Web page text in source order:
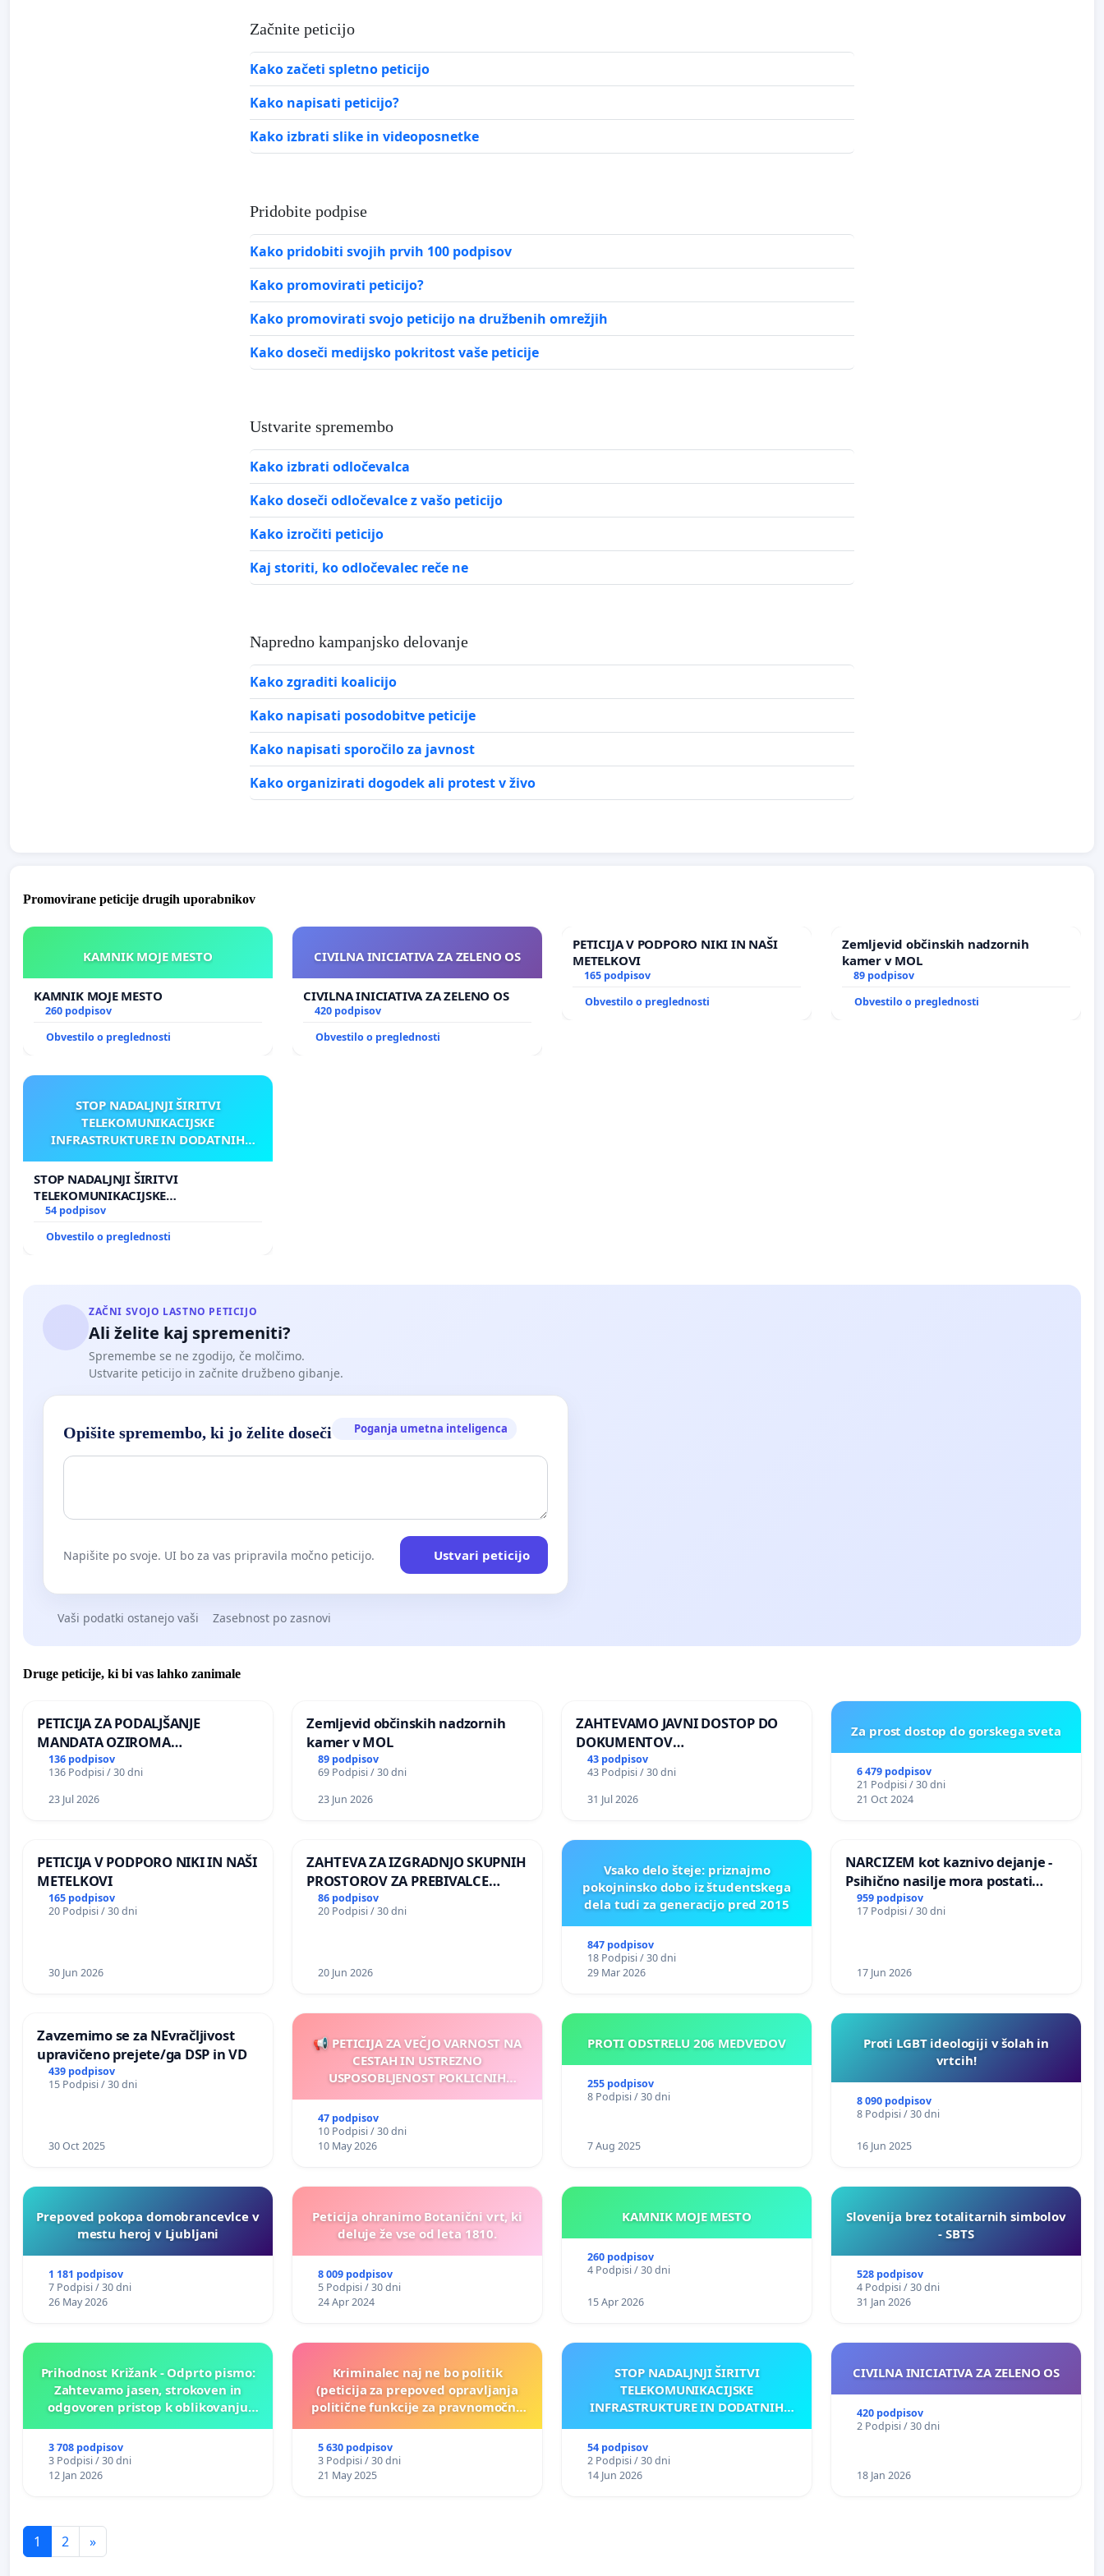
Začnite peticijo
Kako začeti spletno peticijo
Kako napisati peticijo?
Kako izbrati slike in videoposnetke
Pridobite podpise
Kako pridobiti svojih prvih 100 podpisov
Kako promovirati peticijo?
Kako promovirati svojo peticijo na družbenih omrežjih
Kako doseči medijsko pokritost vaše peticije
Ustvarite spremembo
Kako izbrati odločevalca
Kako doseči odločevalce z vašo peticijo
Kako izročiti peticijo
Kaj storiti, ko odločevalec reče ne
Napredno kampanjsko delovanje
Kako zgraditi koalicijo
Kako napisati posodobitve peticije
Kako napisati sporočilo za javnost
Kako organizirati dogodek ali protest v živo
Promovirane peticije drugih uporabnikov
KAMNIK MOJE MESTO
KAMNIK MOJE MESTO
260 podpisov
Obvestilo o preglednosti
CIVILNA INICIATIVA ZA ZELENO OS
CIVILNA INICIATIVA ZA ZELENO OS
420 podpisov
Obvestilo o preglednosti
PETICIJA V PODPORO NIKI IN NAŠI
METELKOVI
165 podpisov
Obvestilo o preglednosti
Zemljevid občinskih nadzornih
kamer v MOL
89 podpisov
Obvestilo o preglednosti
STOP NADALJNJI ŠIRITVI
TELEKOMUNIKACIJSKE
INFRASTRUKTURE IN DODATNIH
STOP NADALJNJI ŠIRITVI
TELEKOMUNIKACIJSKE
INFRASTRUKTURE IN DODATNIH
ANTEN V GRADIŠČAKU
54 podpisov
Obvestilo o preglednosti
ZAČNI SVOJO LASTNO PETICIJO
Ali želite kaj spremeniti?
Spremembe se ne zgodijo, če molčimo.
Ustvarite peticijo in začnite družbeno gibanje.
Opišite spremembo, ki jo želite doseči Poganja umetna inteligenca
Napišite po svoje. UI bo za vas pripravila močno peticijo. Ustvari peticijo
Vaši podatki ostanejo vaši Zasebnost po zasnovi
Druge peticije, ki bi vas lahko zanimale
PETICIJA ZA PODALJŠANJE
MANDATA OZIROMA
ČIMPREJŠNJO PONOVNO
NAPOTITEV GOSPODA BERNARDA
ŠRAJNERJA NA VELEPOSLANIŠTVO
136 podpisov
136 Podpisi / 30 dni
23 Jul 2026
Zemljevid občinskih nadzornih
kamer v MOL
89 podpisov
69 Podpisi / 30 dni
23 Jun 2026
ZAHTEVAMO JAVNI DOSTOP DO
DOKUMENTOV
PARLAMENTARNIH
PREISKOVALNIH KOMISIJ O
ILEGALNI TRGOVINI Z OROŽJEM
43 podpisov
43 Podpisi / 30 dni
31 Jul 2026
Za prost dostop do gorskega sveta
6 479 podpisov
21 Podpisi / 30 dni
21 Oct 2024
PETICIJA V PODPORO NIKI IN NAŠI
METELKOVI
165 podpisov
20 Podpisi / 30 dni
30 Jun 2026
ZAHTEVA ZA IZGRADNJO SKUPNIH
PROSTOROV ZA PREBIVALCE
KRAJEVNE SKUPNOSTI
PRESTRANEK
86 podpisov
20 Podpisi / 30 dni
20 Jun 2026
Vsako delo šteje: priznajmo
pokojninsko dobo iz študentskega
dela tudi za generacijo pred 2015
847 podpisov
18 Podpisi / 30 dni
29 Mar 2026
NARCIZEM kot kaznivo dejanje -
Psihično nasilje mora postati
enako prepoznano kot fizično
nasilje
959 podpisov
17 Podpisi / 30 dni
17 Jun 2026
Zavzemimo se za NEvračljivost
upravičeno prejete/ga DSP in VD
439 podpisov
15 Podpisi / 30 dni
30 Oct 2025
📢 PETICIJA ZA VEČJO VARNOST NA
CESTAH IN USTREZNO
USPOSOBLJENOST POKLICNIH
47 podpisov
10 Podpisi / 30 dni
10 May 2026
PROTI ODSTRELU 206 MEDVEDOV
255 podpisov
8 Podpisi / 30 dni
7 Aug 2025
Proti LGBT ideologiji v šolah in
vrtcih!
8 090 podpisov
8 Podpisi / 30 dni
16 Jun 2025
Prepoved pokopa domobrancevlce v
mestu heroj v Ljubljani
1 181 podpisov
7 Podpisi / 30 dni
26 May 2026
Peticija ohranimo Botanični vrt, ki
deluje že vse od leta 1810.
8 009 podpisov
5 Podpisi / 30 dni
24 Apr 2024
KAMNIK MOJE MESTO
260 podpisov
4 Podpisi / 30 dni
15 Apr 2026
Slovenija brez totalitarnih simbolov
- SBTS
528 podpisov
4 Podpisi / 30 dni
31 Jan 2026
Prihodnost Križank - Odprto pismo:
Zahtevamo jasen, strokoven in
odgovoren pristop k oblikovanju
3 708 podpisov
3 Podpisi / 30 dni
12 Jan 2026
Kriminalec naj ne bo politik
(peticija za prepoved opravljanja
politične funkcije za pravnomočno
5 630 podpisov
3 Podpisi / 30 dni
21 May 2025
STOP NADALJNJI ŠIRITVI
TELEKOMUNIKACIJSKE
INFRASTRUKTURE IN DODATNIH
54 podpisov
2 Podpisi / 30 dni
14 Jun 2026
CIVILNA INICIATIVA ZA ZELENO OS
420 podpisov
2 Podpisi / 30 dni
18 Jan 2026
1 2 »